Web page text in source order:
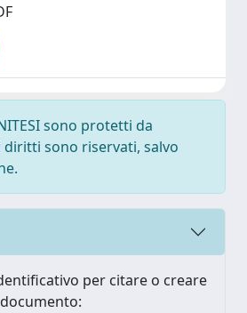
sono protetti da
sono riservati, salvo
per citare o creare